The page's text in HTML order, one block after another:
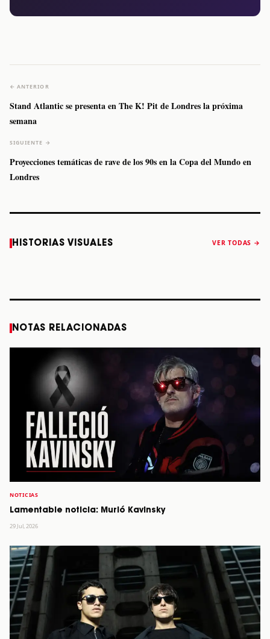
← ANTERIOR
Stand Atlantic se presenta en The K! Pit de Londres la próxima
semana
SIGUIENTE →
Proyecciones temáticas de rave de los 90s en la Copa del Mundo en
Londres
HISTORIAS VISUALES VER TODAS →
Caifanes regresa
a Monterrey el
Fallece Felipe
Staiti, guitarrista
anuncia “Reality
NOTAS RELACIONADAS
NOTICIAS
Lamentable noticia: Murió Kavinsky
29 Jul, 2026